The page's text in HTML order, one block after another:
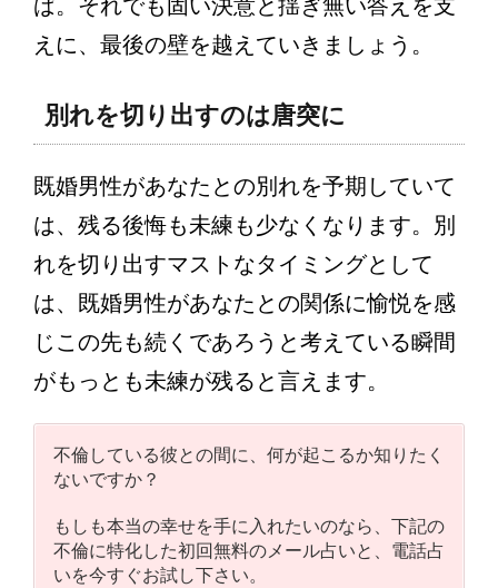
えに、最後の壁を越えていきましょう。
別れを切り出すのは唐突に
既婚男性があなたとの別れを予期していて
は、残る後悔も未練も少なくなります。別
れを切り出すマストなタイミングとして
は、既婚男性があなたとの関係に愉悦を感
じこの先も続くであろうと考えている瞬間
がもっとも未練が残ると言えます。
不倫している彼との間に、何が起こるか知りたく
ないですか？
もしも本当の幸せを手に入れたいのなら、下記の
不倫に特化した初回無料のメール占いと、電話占
いを今すぐお試し下さい。